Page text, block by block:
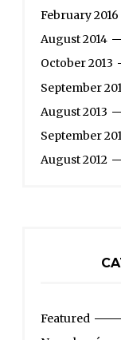
February 2016
August 2014
October 2013
September
August 2013
September
August 2012
Featured